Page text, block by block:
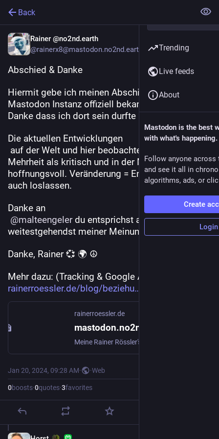
Back
Rainer @no2nd.earth
@rainerx8@mastodon.no2nd.earth
Abschied & Danke
Hiermit gebe ich meinen Abschied von dieser
Mastodon Instanz offiziell bekannt.
Danke dass ich dort sein durfte an @no2ndadmin
Die aktuellen Entwicklungen
Mehrheit als kritisch und in der Minderheit als
hoffnungsvoll. Veränderung = Entwicklung. ABER
auch loslassen.
Danke an
@malteengeler du entsprichst am
weitestgehendst meiner Meinung.
Danke, Rainer 💞 🌍 ☮️
Mehr dazu: (Tracking & Google AdSense)
rainerroessler.de/blog/beziehu
rainerroessler.de
Jan 20, 2024, 09:28 AM· ·Web
0boosts·0quotes·3favorites
Trending
Live feeds
About
Mastodon is the best
with what's happening.
Follow anyone across
and see it all in
algorithms, ads, or
Create
Login